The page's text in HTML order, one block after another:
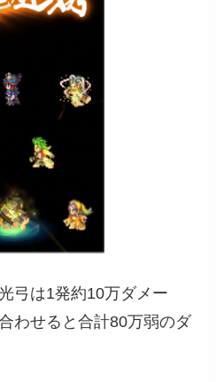
弓は1発約10万ダメー
わせると合計80万弱のダ